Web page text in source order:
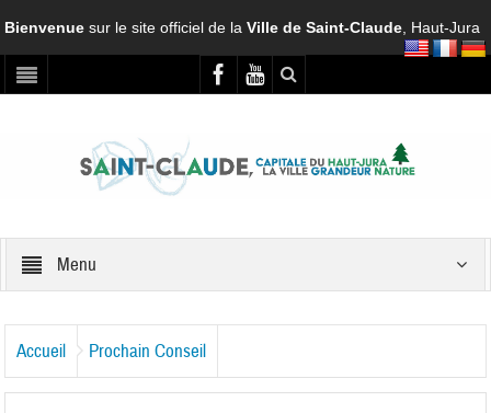
Bienvenuesur le site officiel de laVille de Saint-Claude , Haut-Jura
Menu
Accueil Prochain Conseil